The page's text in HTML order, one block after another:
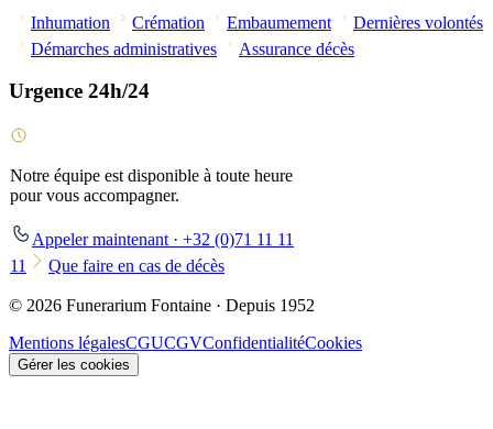
Inhumation Crémation Embaumement
Dernières volontés
Démarches administratives
Assurance décès
Urgence 24h/24
Notre équipe est disponible à toute heure
pour vous accompagner.
Appeler maintenant · +32 (0)71 11 11
11
Que faire en cas de décès
© 2026 Funerarium Fontaine · Depuis 1952
Mentions légalesCGUCGVConfidentialitéCookies
Gérer les cookies